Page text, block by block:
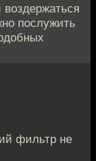
послужить
фильтр не